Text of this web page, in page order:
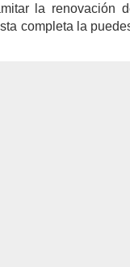
la renovación
completa la